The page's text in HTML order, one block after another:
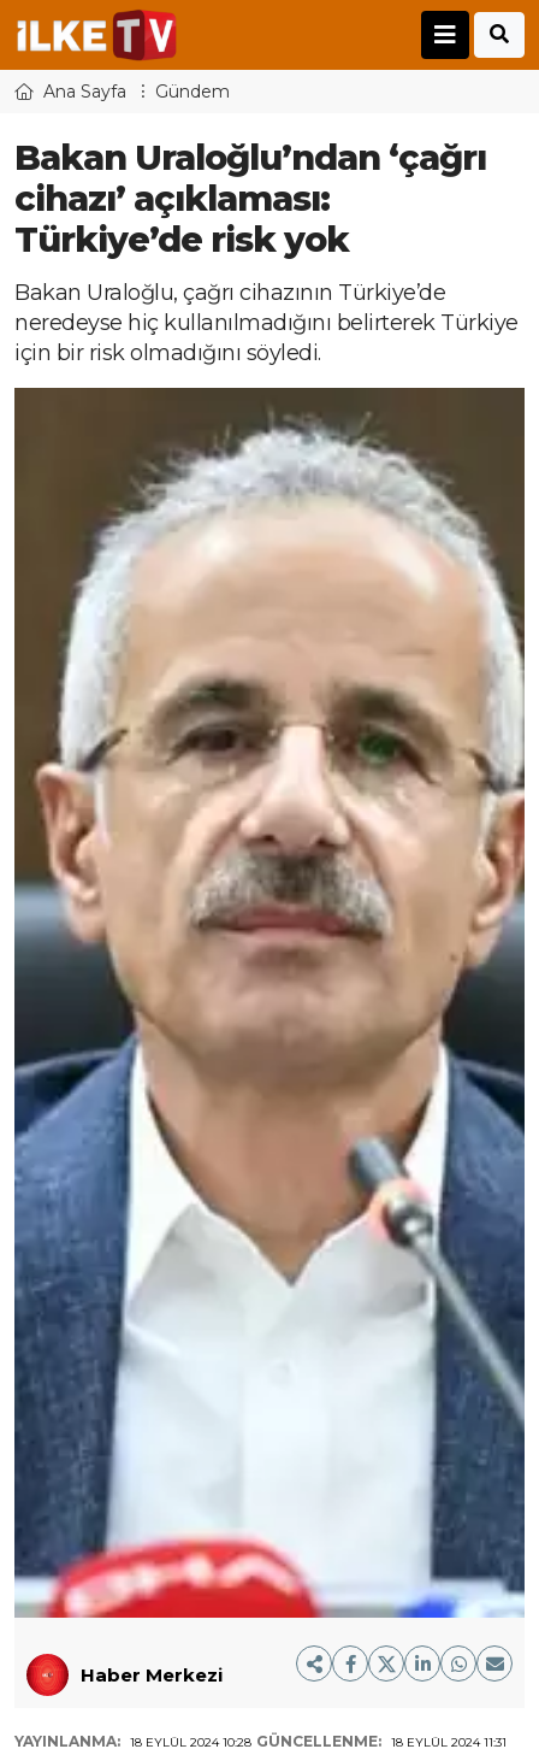
Ana Sayfa Gündem
Bakan Uraloğlu’ndan ‘çağrı
cihazı’ açıklaması:
Türkiye’de risk yok
Bakan Uraloğlu, çağrı cihazının Türkiye’de
neredeyse hiç kullanılmadığını belirterek Türkiye
için bir risk olmadığını söyledi.
Haber Merkezi
YAYINLANMA: 18 EYLÜL 2024 10:28 GÜNCELLENME: 18 EYLÜL 2024 11:31